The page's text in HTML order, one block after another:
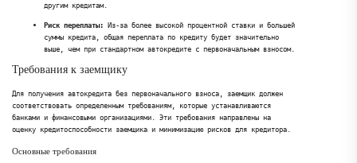
другим кредитам.
Риск переплаты: Из-за более высокой процентной ставки и большей
суммы кредита, общая переплата по кредиту будет значительно
выше, чем при стандартном автокредите с первоначальным взносом.
Требования к заемщику
Для получения автокредита без первоначального взноса, заемщик должен
соответствовать определенным требованиям, которые устанавливаются
банками и финансовыми организациями. Эти требования направлены на
оценку кредитоспособности заемщика и минимизацию рисков для кредитора.
Основные требования